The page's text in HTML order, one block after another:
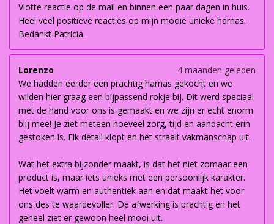
Vlotte reactie op de mail en binnen een paar dagen in huis.
Heel veel positieve reacties op mijn mooie unieke harnas.
Bedankt Patricia.
Lorenzo
4 maanden geleden
We hadden eerder een prachtig harnas gekocht en we
wilden hier graag een bijpassend rokje bij. Dit werd speciaal
met de hand voor ons is gemaakt en we zijn er echt enorm
blij mee! Je ziet meteen hoeveel zorg, tijd en aandacht erin
gestoken is. Elk detail klopt en het straalt vakmanschap uit.
Wat het extra bijzonder maakt, is dat het niet zomaar een
product is, maar iets unieks met een persoonlijk karakter.
Het voelt warm en authentiek aan en dat maakt het voor
ons des te waardevoller. De afwerking is prachtig en het
geheel ziet er gewoon heel mooi uit.